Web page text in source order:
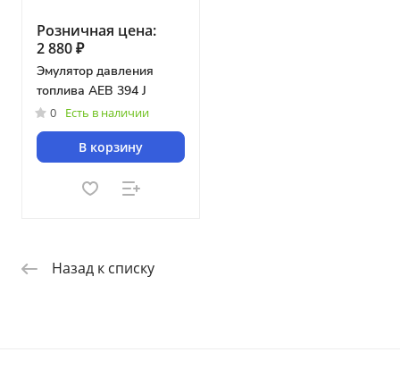
Розничная цена:
2 880 ₽
Эмулятор давления
топлива AEB 394 J
0 Есть в наличии
В корзину
Назад к списку